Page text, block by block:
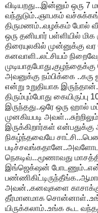
விடியறது...இன்னும் ஒரு 7
வந்துடும்..ஞாபகம்
திருமணம்..வழக்கம் போல்
ஒரு தனியார் பள்ளியில்
திரையுலகில் முன்னுக்கு வர
கனவாளி..லட்சியம்
அவனுக்கு நம்பிக்கை
என்று உறுதியாக
திரும்பும்போது
இருந்தது..ஒரே ஒரு ஹால்
முனகியபடி
இருக்கிறார்கள்
நிகழ்ந்தவையே
படிச்சவங்கதானே..அவளோட
நெகடிவ்...மூணாவது
இங்ஜெக்‌ஷன்
அவன்..கனவுகளை
தீர்மானமாக
யிருக்கலாம்..உங்க கூட